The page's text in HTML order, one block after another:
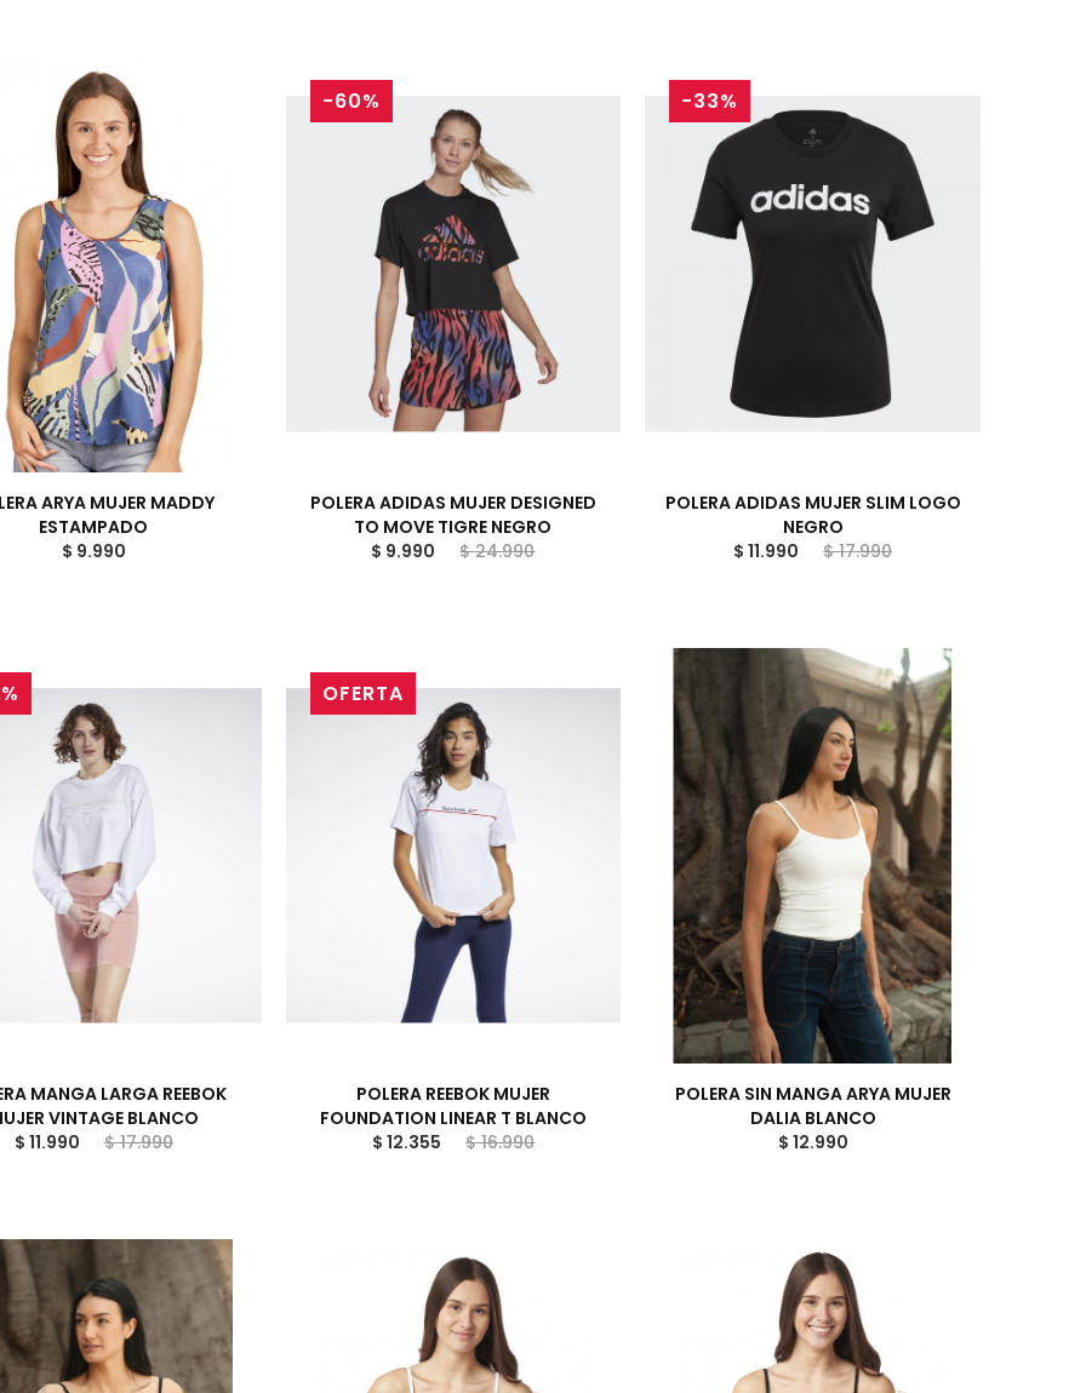
ARYA MUJER MADDY
ESTAMPADO
$ 9.990
-60%
POLERA ADIDAS MUJER DESIGNED
TO MOVE TIGRE NEGRO
$ 9.990
$ 24.990
-33%
POLERA ADIDAS MUJER SLIM LOGO
NEGRO
$ 11.990
$ 17.990
MANGA LARGA REEBOK
VINTAGE BLANCO
$ 11.990
$ 17.990
OFERTA
POLERA REEBOK MUJER
FOUNDATION LINEAR T BLANCO
$ 12.355
$ 16.990
POLERA SIN MANGA ARYA MUJER
DALIA BLANCO
$ 12.990